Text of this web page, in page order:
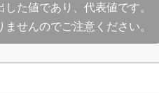
た値であり、代表値です。
せんのでご注意ください。